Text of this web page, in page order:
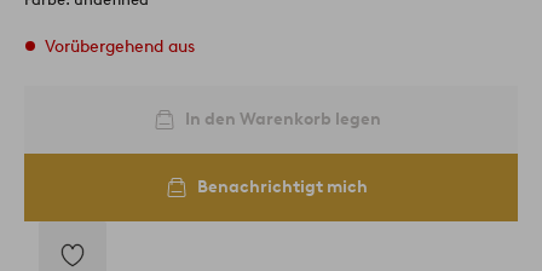
Vorübergehend aus
In den Warenkorb legen
Benachrichtigt mich